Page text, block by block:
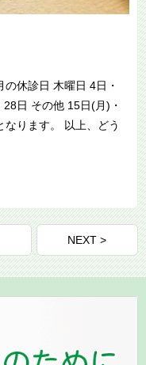
休診日 木曜日 4日・
日 その他 15日(月)・
ります。 以上、どう
NEXT >